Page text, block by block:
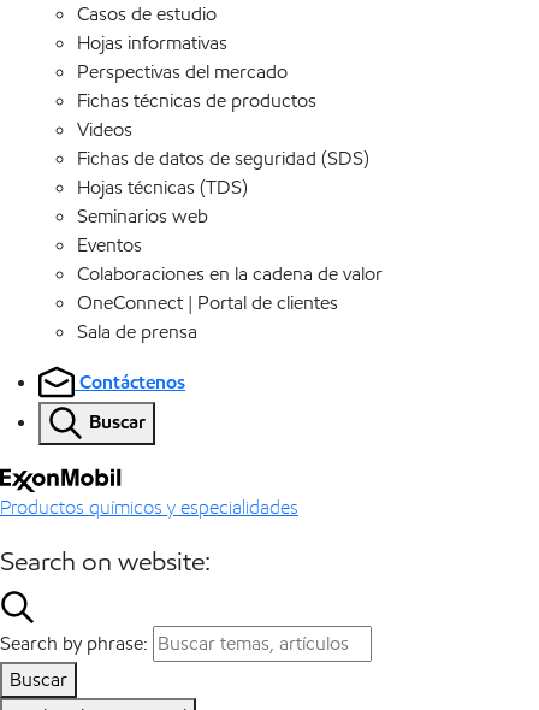
Casos de estudio
Hojas informativas
Perspectivas del mercado
Fichas técnicas de productos
Videos
Fichas de datos de seguridad (SDS)
Hojas técnicas (TDS)
Seminarios web
Eventos
Colaboraciones en la cadena de valor
OneConnect | Portal de clientes
Sala de prensa
Contáctenos
Buscar
Productos químicos y especialidades
Search on website:
Search by phrase:
Buscar